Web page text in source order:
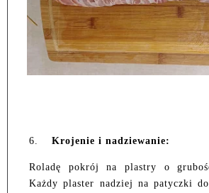
6. Krojenie i nadziewanie:
Roladę pokrój na plastry o
Każdy plaster nadziej na patyczki do